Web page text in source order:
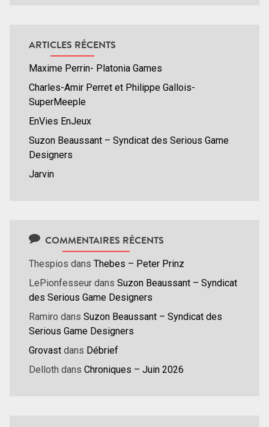
ARTICLES RÉCENTS
Maxime Perrin- Platonia Games
Charles-Amir Perret et Philippe Gallois-
SuperMeeple
EnVies EnJeux
Suzon Beaussant – Syndicat des Serious Game
Designers
Jarvin
COMMENTAIRES RÉCENTS
Thespios dans Thebes – Peter Prinz
LePionfesseur dans Suzon Beaussant – Syndicat
des Serious Game Designers
Ramiro dans Suzon Beaussant – Syndicat des
Serious Game Designers
Grovast dans Débrief
Delloth dans Chroniques – Juin 2026